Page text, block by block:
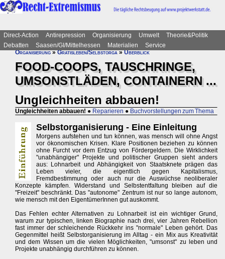
Direct-Action Antirepression Organisierung Umwelt
Theorie&Politik
Debatten
Saasen/GI/Mittelhessen Materialien
Service
Organisierung»Gratisleben/Selbstorga»Überblick
FOOD-COOPS, TAUSCHRINGE,
UMSONSTLÄDEN, CONTAINERN ...
Ungleichheiten abbauen!
Ungleichheiten abbauen! ● Reparieren ● Buchvorstellungen zum Thema
Selbstorganisierung - Eine Einleitung
Morgens aufstehen und tun können, was mensch will ohne Angst
vor ökonomischen Krisen. Klare Positionen beziehen zu können
ohne Furcht vor dem Entzug von Fördergeldern. Die Wirklichkeit
"unabhängiger" Projekte und politischer Gruppen sieht anders
aus: Lohnarbeit und Abhängigkeit von Staatsknete prägen das
Leben vieler, die eigentlich gegen Kapitalismus,
Fremdbestimmung oder auch nur die Auswüchse neoliberaler
Konzepte kämpfen. Widerstand und Selbstentfaltung bleiben auf die
"Freizeit" beschränkt. Das "autonome" Zentrum ist nur so lange autonom,
wie mensch mit den EigentümerInnen gut auskommt.
Das Fehlen echter Alternativen zu Lohnarbeit ist ein wichtiger Grund,
warum zur typischen, linken Biographie nach drei, vier Jahren Rebellion
fast immer der schleichende Rückkehr ins "normale" Leben gehört. Das
Gegenmittel heißt Selbstorganisierung im Alltag - ein Mix aus Kreativität
und dem Wissen um die vielen Möglichkeiten, "umsonst" zu leben und
Projekte unabhängig durchführen zu können.